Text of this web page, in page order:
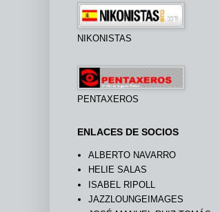
NIKONISTAS
PENTAXEROS
ENLACES DE SOCIOS
ALBERTO NAVARRO
HELIE SALAS
ISABEL RIPOLL
JAZZLOUNGEIMAGES